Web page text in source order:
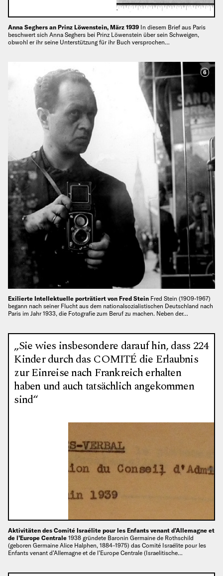
Anna Seghers an Prinz Löwenstein, März 1939 In diesem Brief aus Paris
beschwert sich Anna Seghers bei Prinz Löwenstein über sein Schweigen,
obwohl er ihr seine Unterstützung für ihr Buch versprochen…
6
Exilierte Intellektuelle porträtiert von Fred Stein Fred Stein (1909-1967)
begann nach seiner Flucht aus dem nationalsozialistischen Deutschland nach
Paris im Jahr 1933, die Fotografie zum Beruf zu machen. Neben der…
„Sie wies insbesondere darauf hin, dass 224
Kinder durch das COMITÉ die Erlaubnis
zur Einreise nach Frankreich erhalten
haben und auch tatsächlich angekommen
sind“
Aktivitäten des Comité Israélite pour les Enfants venant d’Allemagne et
de l’Europe Centrale 1938 gründete Baronin Germaine de Rothschild
(geboren Germaine Alice Halphen, 1884–1975) das Comité Israélite pour les
Enfants venant d’Allemagne et de l’Europe Centrale (Israelitische…